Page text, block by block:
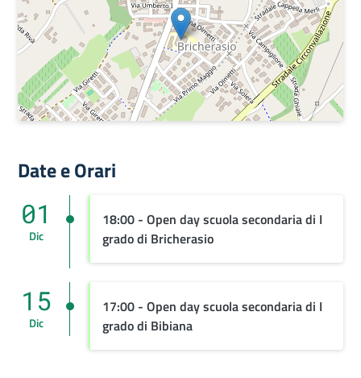
Date e Orari
18:00 - Open day scuola secondaria di I
grado di Bricherasio
01
Dic
17:00 - Open day scuola secondaria di I
grado di Bibiana
15
Dic